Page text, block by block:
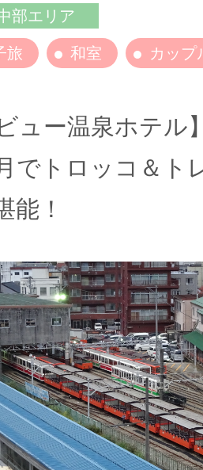
部エリア
旅 和室
カップ
ュー温泉ホテル
でトロッコ＆ト
能！